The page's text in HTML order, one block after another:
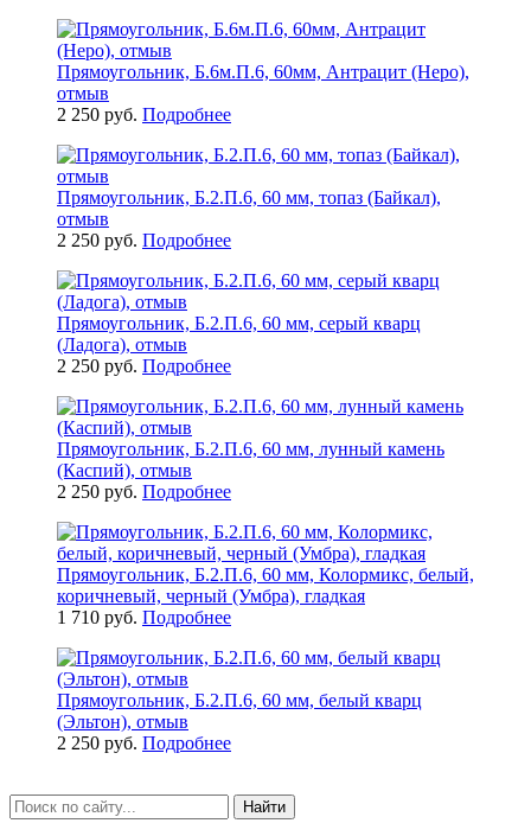
Прямоугольник, Б.6м.П.6, 60мм, Антрацит (Неро),
отмыв
2 250 руб. Подробнее
Прямоугольник, Б.2.П.6, 60 мм, топаз (Байкал),
отмыв
2 250 руб. Подробнее
Прямоугольник, Б.2.П.6, 60 мм, серый кварц
(Ладога), отмыв
2 250 руб. Подробнее
Прямоугольник, Б.2.П.6, 60 мм, лунный камень
(Каспий), отмыв
2 250 руб. Подробнее
Прямоугольник, Б.2.П.6, 60 мм, Колормикс, белый,
коричневый, черный (Умбра), гладкая
1 710 руб. Подробнее
Прямоугольник, Б.2.П.6, 60 мм, белый кварц
(Эльтон), отмыв
2 250 руб. Подробнее
Найти